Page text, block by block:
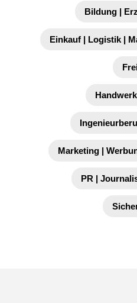
Bildung |
Einkauf | Logistik |
Marketing |
PR |